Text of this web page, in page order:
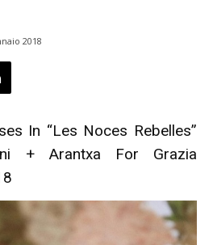
2018
In “Les Noces Rebelles”
+ Arantxa For Grazia